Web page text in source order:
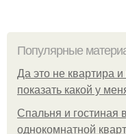
Популярные
Да это не квартира
показать какой у
Спальня и гостиная
однокомнатной